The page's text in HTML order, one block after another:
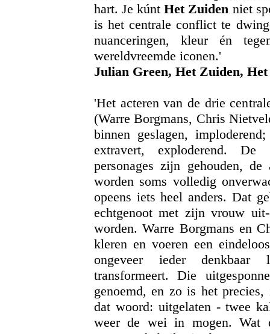
hart. Je kúntHet Zuiden niet
is het centrale conflict te
nuanceringen, kleur én
wereldvreemde iconen.'
Julian Green, Het Zuiden,
'Het acteren van de drie
(Warre Borgmans, Chris
binnen geslagen,
extravert, exploderend. De
personages zijn gehouden,
worden soms volledig
opeens iets heel anders. Dat
echtgenoot met zijn vrouw
worden. Warre Borgmans en
kleren en voeren een
ongeveer ieder denkbaar
transformeert. Die
genoemd, en zo is het
dat woord: uitgelaten - twee
weer de wei in mogen. Wat